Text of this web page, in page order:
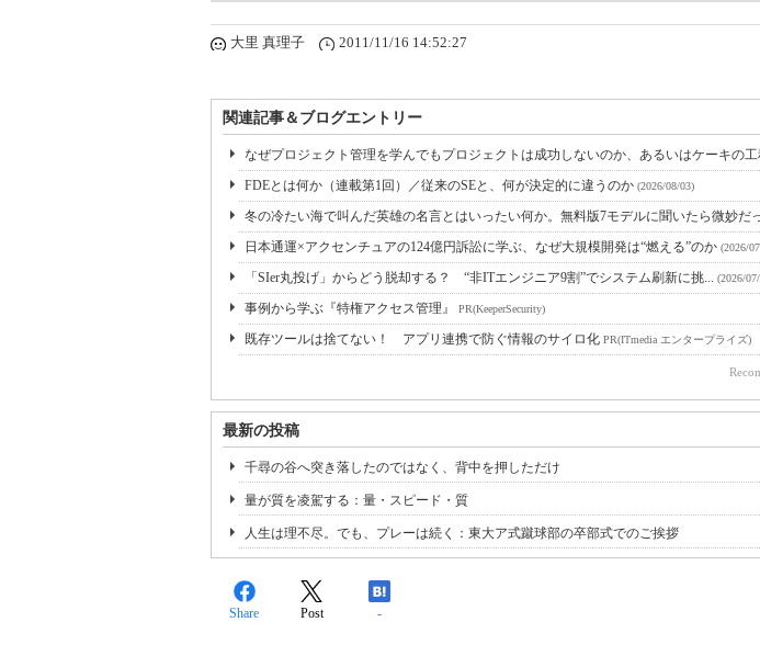
大里 真理子 2011/11/16 14:52:27
関連記事＆ブログエントリー
なぜプロジェクト管理を学んでもプロジェクトは成功しないのか、あるいはケーキの工
FDEとは何か（連載第1回）／従来のSEと、何が決定的に違うのか (2026/08/03)
冬の冷たい海で叫んだ英雄の名言とはいったい何か。無料版7モデルに聞いたら微妙だ
日本通運×アクセンチュアの124億円訴訟に学ぶ、なぜ大規模開発は“燃える”のか (2026/
「SIer丸投げ」からどう脱却する？ “非ITエンジニア9割”でシステム刷新に挑... (2026/
事例から学ぶ『特権アクセス管理』 PR(KeeperSecurity)
既存ツールは捨てない！ アプリ連携で防ぐ情報のサイロ化 PR(ITmedia エンタープライズ)
最新の投稿
千尋の谷へ突き落したのではなく、背中を押しただけ
量が質を凌駕する：量・スピード・質
人生は理不尽。でも、プレーは続く：東大ア式蹴球部の卒部式でのご挨拶
Share Post -